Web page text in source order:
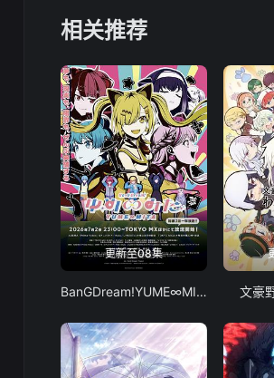
相关推荐
更新至08集
BanGDream!YUME∞MITA 文豪